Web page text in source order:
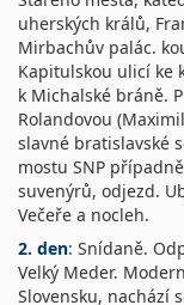
uherských králů,
Mirbachův palác.
Kapitulskou ulicí ke
k Michalské bráně.
Rolandovou
slavné bratislavské
mostu SNP
suvenýrů, odjezd.
Večeře a nocleh.
2. den: Snídaně.
Velký Meder.
Slovensku, nachází